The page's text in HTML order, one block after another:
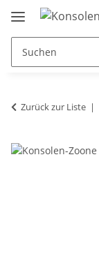
Zurück zur Liste